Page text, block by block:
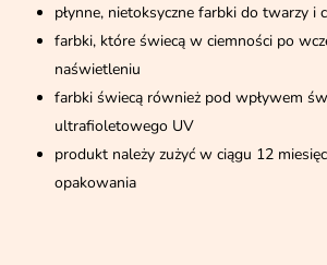
płynne, nietoksyczne farbki do twarzy i
farbki, które świecą w ciemności po
naświetleniu
farbki świecą również pod wpływem
ultrafioletowego UV
produkt należy zużyć w ciągu 12
opakowania